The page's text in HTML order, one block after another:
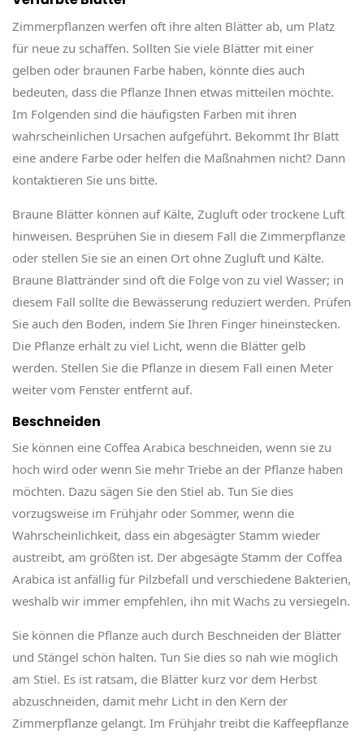
Zimmerpflanzen werfen oft ihre alten Blätter ab, um Platz
für neue zu schaffen. Sollten Sie viele Blätter mit einer
gelben oder braunen Farbe haben, könnte dies auch
bedeuten, dass die Pflanze Ihnen etwas mitteilen möchte.
Im Folgenden sind die häufigsten Farben mit ihren
wahrscheinlichen Ursachen aufgeführt. Bekommt Ihr Blatt
eine andere Farbe oder helfen die Maßnahmen nicht? Dann
kontaktieren Sie uns bitte.
Braune Blätter können auf Kälte, Zugluft oder trockene Luft
hinweisen. Besprühen Sie in diesem Fall die Zimmerpflanze
oder stellen Sie sie an einen Ort ohne Zugluft und Kälte.
Braune Blattränder sind oft die Folge von zu viel Wasser; in
diesem Fall sollte die Bewässerung reduziert werden. Prüfen
Sie auch den Boden, indem Sie Ihren Finger hineinstecken.
Die Pflanze erhält zu viel Licht, wenn die Blätter gelb
werden. Stellen Sie die Pflanze in diesem Fall einen Meter
weiter vom Fenster entfernt auf.
Beschneiden
Sie können eine Coffea Arabica beschneiden, wenn sie zu
hoch wird oder wenn Sie mehr Triebe an der Pflanze haben
möchten. Dazu sägen Sie den Stiel ab. Tun Sie dies
vorzugsweise im Frühjahr oder Sommer, wenn die
Wahrscheinlichkeit, dass ein abgesägter Stamm wieder
austreibt, am größten ist. Der abgesägte Stamm der Coffea
Arabica ist anfällig für Pilzbefall und verschiedene Bakterien,
weshalb wir immer empfehlen, ihn mit Wachs zu versiegeln.
Sie können die Pflanze auch durch Beschneiden der Blätter
und Stängel schön halten. Tun Sie dies so nah wie möglich
am Stiel. Es ist ratsam, die Blätter kurz vor dem Herbst
abzuschneiden, damit mehr Licht in den Kern der
Zimmerpflanze gelangt. Im Frühjahr treibt die Kaffeepflanze